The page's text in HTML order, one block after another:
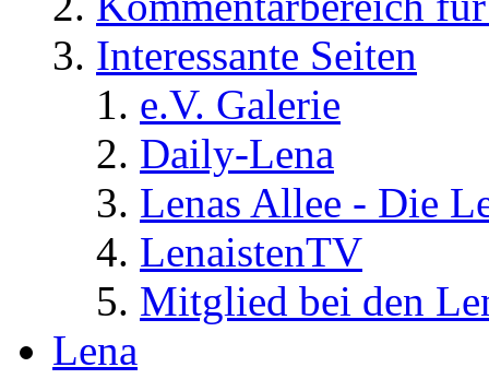
Interessante Seiten
e.V. Galerie
Daily-Lena
Lenas Allee - Die
LenaistenTV
Mitglied bei den
Lena